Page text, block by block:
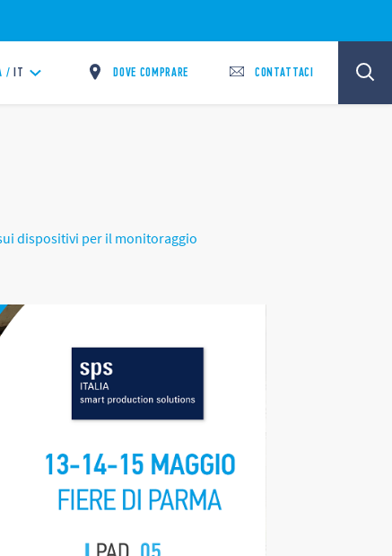
/ IT DOVE COMPRARE CONTATTACI
dispositivi per il monitoraggio